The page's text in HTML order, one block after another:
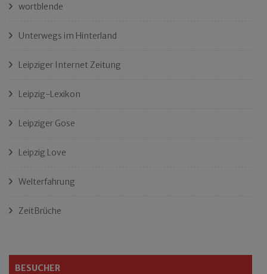
wortblende
Unterwegs im Hinterland
Leipziger Internet Zeitung
Leipzig-Lexikon
Leipziger Gose
Leipzig Love
Welterfahrung
ZeitBrüche
BESUCHER